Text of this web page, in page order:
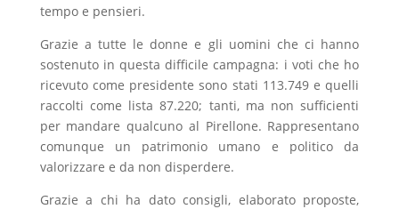
tempo e pensieri.
Grazie a tutte le donne e gli uomini che ci hanno
sostenuto in questa difficile campagna: i voti che ho
ricevuto come presidente sono stati 113.749 e quelli
raccolti come lista 87.220; tanti, ma non sufficienti
per mandare qualcuno al Pirellone. Rappresentano
comunque un patrimonio umano e politico da
valorizzare e da non disperdere.
Grazie a chi ha dato consigli, elaborato proposte,